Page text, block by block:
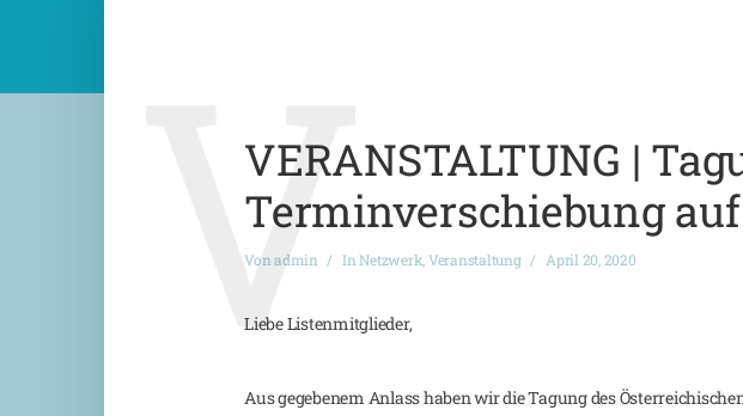
VERANSTALTUNG |
Terminverschiebung auf
Vonadmin InNetzwerk,Veranstaltung April 20, 2020
V
Liebe Listenmitglieder,
Aus gegebenem Anlass haben wir die Tagung des